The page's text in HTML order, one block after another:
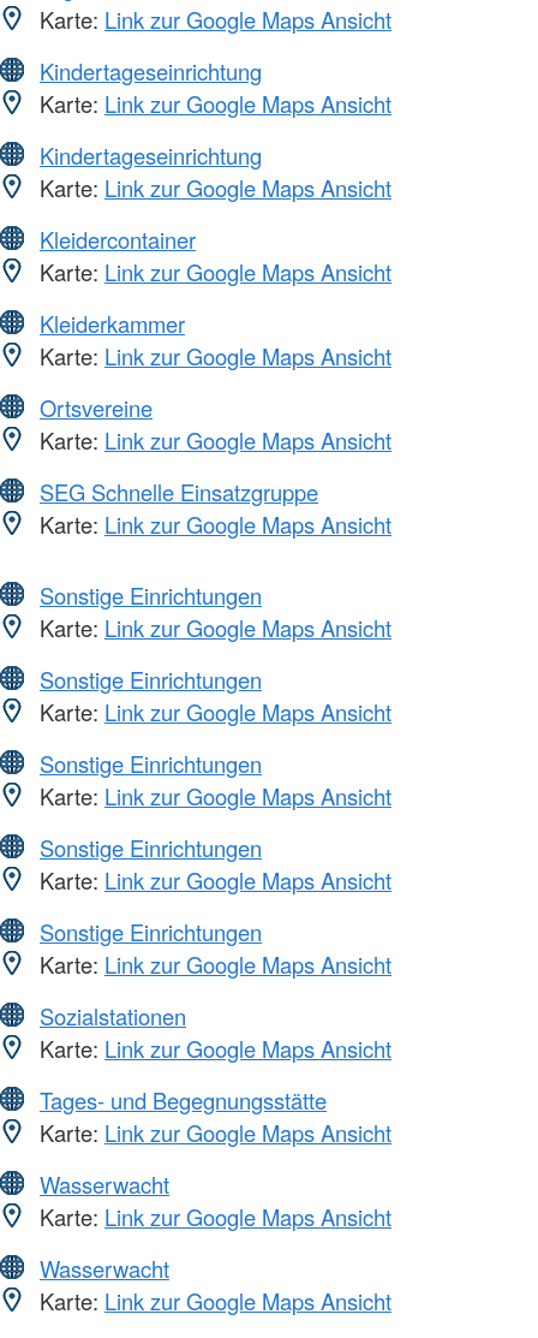
Karte: Link zur Google Maps Ansicht
Kindertageseinrichtung
Karte: Link zur Google Maps Ansicht
Kindertageseinrichtung
Karte: Link zur Google Maps Ansicht
Kleidercontainer
Karte: Link zur Google Maps Ansicht
Kleiderkammer
Karte: Link zur Google Maps Ansicht
Ortsvereine
Karte: Link zur Google Maps Ansicht
SEG Schnelle Einsatzgruppe
Karte: Link zur Google Maps Ansicht
Sonstige Einrichtungen
Karte: Link zur Google Maps Ansicht
Sonstige Einrichtungen
Karte: Link zur Google Maps Ansicht
Sonstige Einrichtungen
Karte: Link zur Google Maps Ansicht
Sonstige Einrichtungen
Karte: Link zur Google Maps Ansicht
Sonstige Einrichtungen
Karte: Link zur Google Maps Ansicht
Sozialstationen
Karte: Link zur Google Maps Ansicht
Tages- und Begegnungsstätte
Karte: Link zur Google Maps Ansicht
Wasserwacht
Karte: Link zur Google Maps Ansicht
Wasserwacht
Karte: Link zur Google Maps Ansicht